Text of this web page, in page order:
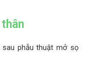
sau phẫu thuật mở sọ